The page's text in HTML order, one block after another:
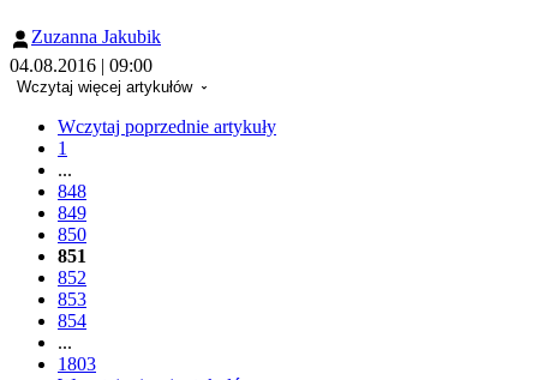
Zuzanna Jakubik
04.08.2016 | 09:00
Wczytaj więcej artykułów
Wczytaj poprzednie artykuły
1
...
848
849
850
851
852
853
854
...
1803